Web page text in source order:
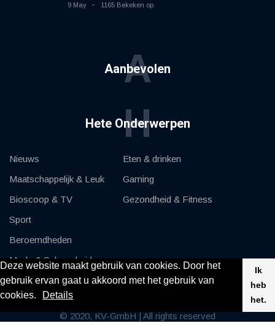
Deze website maakt gebruik van cookies. Door het
gebruik ervan gaat u akkoord met het gebruik van
cookies.
Details
Ik
heb
het.
9 May 1165 Bekeken op
Aanbevolen
A
Hete Onderwerpen
H
Nieuws
Maatschappelijk & Leuk
Bioscoop & TV
Sport
Beroemdheden
Mode & Schoonheid
Auto's & Motor
Eten & drinken
Gaming
Gezondheid & Fitness
© 2020, KV-GmbH | All rights reserved